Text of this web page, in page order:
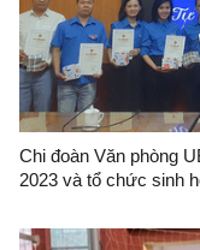
Chi đoàn Văn phòng
2023 và tổ chức sinh